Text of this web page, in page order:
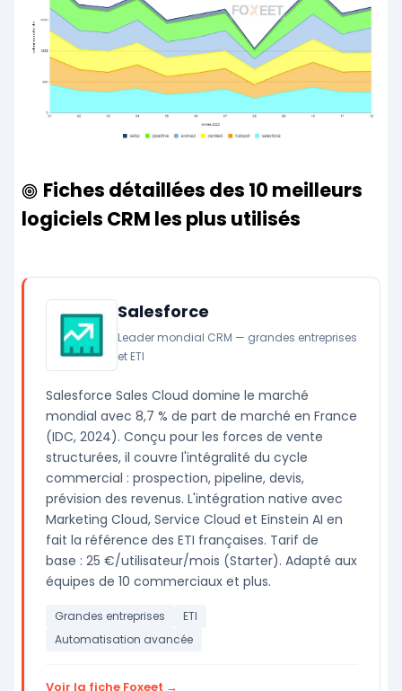
Fiches détaillées des 10 meilleurs
logiciels CRM les plus utilisés
Salesforce
Leader mondial CRM — grandes entreprises
et ETI
Salesforce Sales Cloud domine le marché
mondial avec 8,7 % de part de marché en France
(IDC, 2024). Conçu pour les forces de vente
structurées, il couvre l'intégralité du cycle
commercial : prospection, pipeline, devis,
prévision des revenus. L'intégration native avec
Marketing Cloud, Service Cloud et Einstein AI en
fait la référence des ETI françaises. Tarif de
base : 25 €/utilisateur/mois (Starter). Adapté aux
équipes de 10 commerciaux et plus.
Grandes entreprises
ETI
Automatisation avancée
Voir la fiche Foxeet →